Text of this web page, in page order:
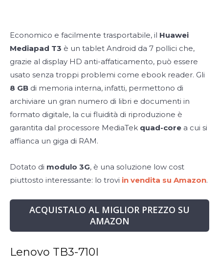
Economico e facilmente trasportabile, il Huawei
Mediapad T3 è un tablet Android da 7 pollici che,
grazie al display HD anti-affaticamento, può essere
usato senza troppi problemi come ebook reader. Gli
8 GB di memoria interna, infatti, permettono di
archiviare un gran numero di libri e documenti in
formato digitale, la cui fluidità di riproduzione è
garantita dal processore MediaTek quad-core a cui si
affianca un giga di RAM.
Dotato di modulo 3G, è una soluzione low cost
piuttosto interessante: lo trovi in vendita su Amazon.
ACQUISTALO AL MIGLIOR PREZZO SU
AMAZON
Lenovo TB3-710I